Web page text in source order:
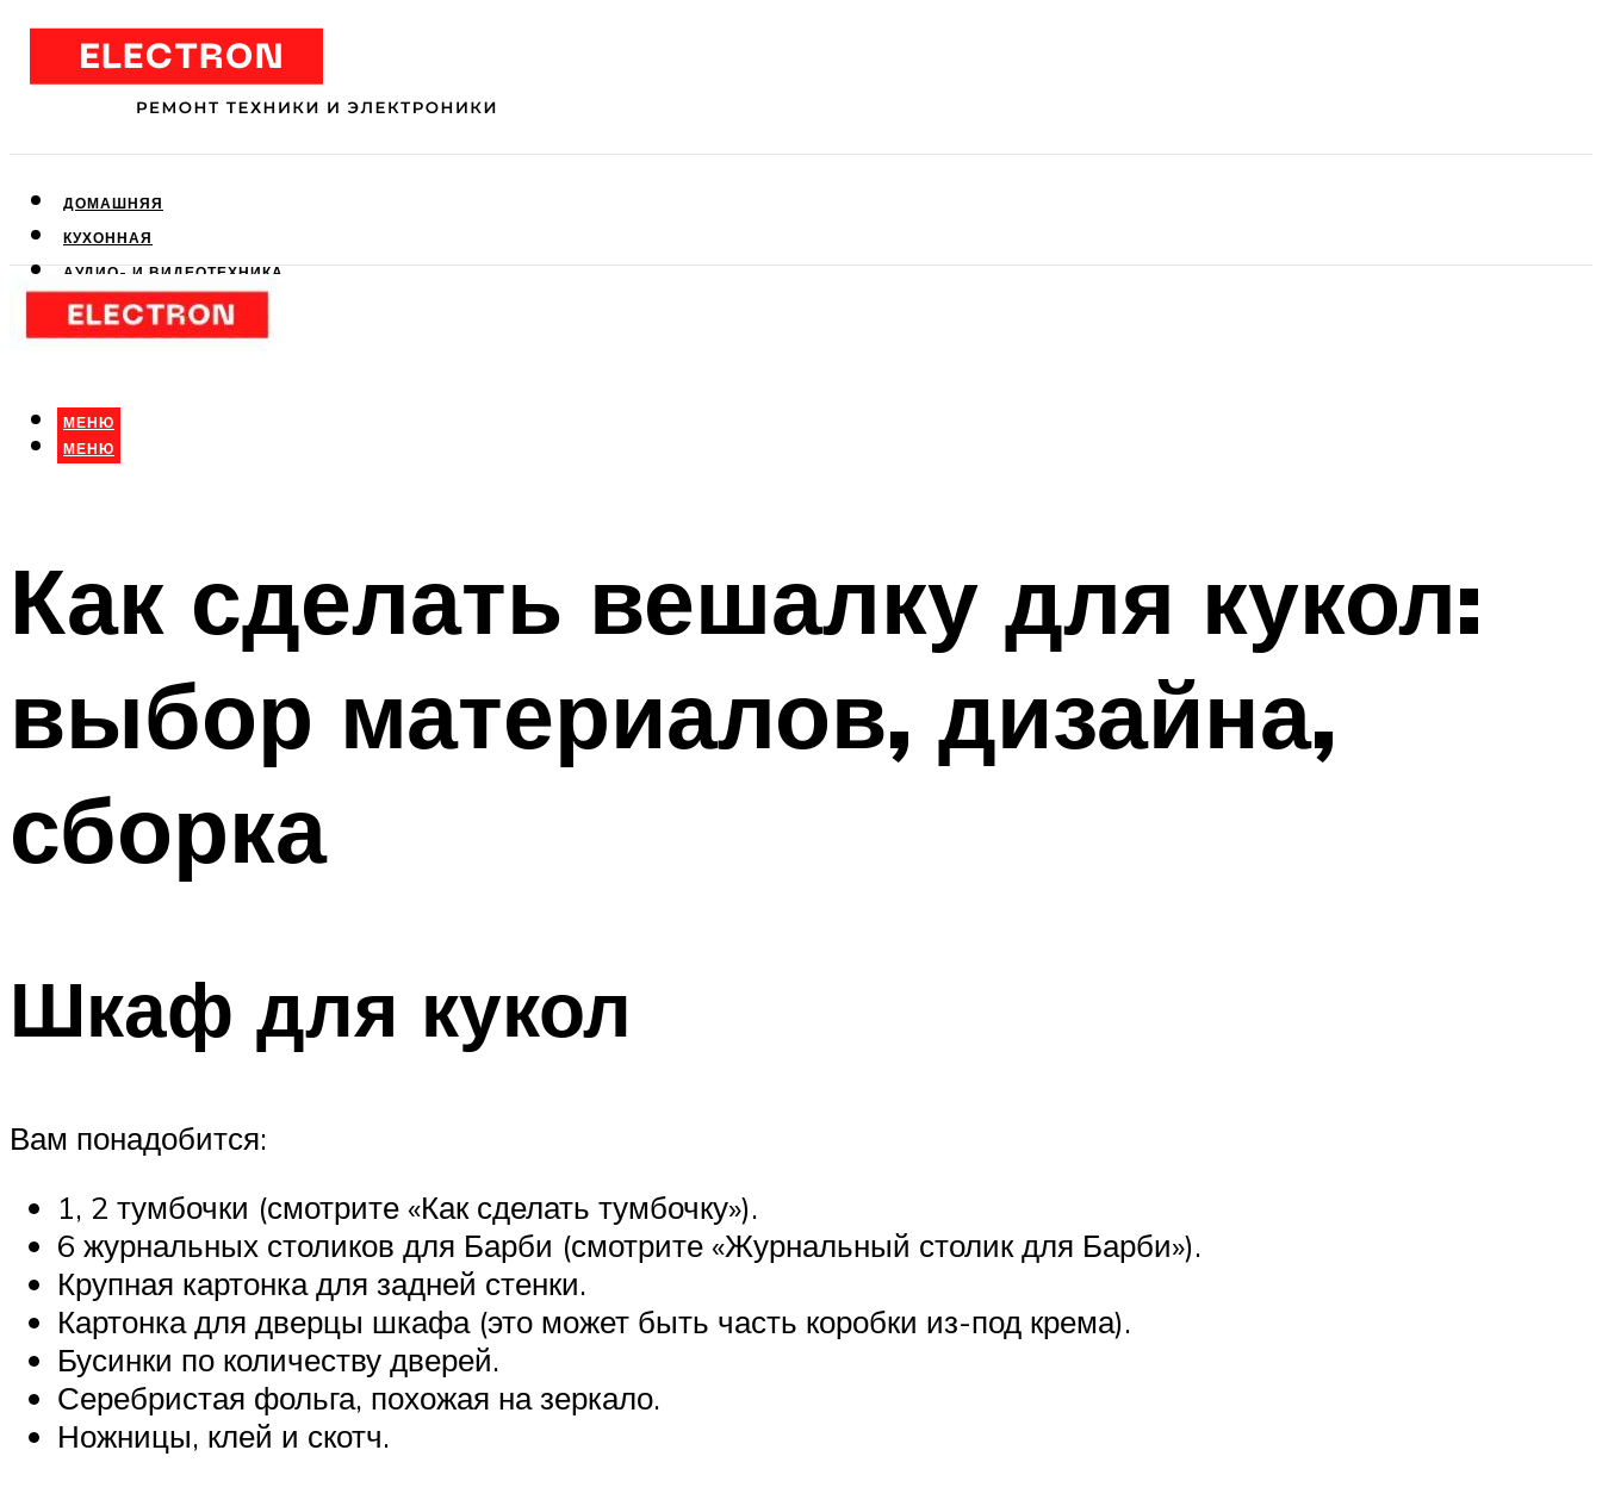
ДОМАШНЯЯ
КУХОННАЯ
АУДИО- И ВИДЕОТЕХНИКА
КЛИМАТИЧЕСКАЯ
ДЛЯ КРАСОТЫ
МЕНЮ
МЕНЮ
Как сделать вешалку для кукол:
выбор материалов, дизайна,
сборка
Шкаф для кукол
Вам понадобится:
1, 2 тумбочки (смотрите «Как сделать тумбочку»).
6 журнальных столиков для Барби (смотрите «Журнальный столик для Барби»).
Крупная картонка для задней стенки.
Картонка для дверцы шкафа (это может быть часть коробки из-под крема).
Бусинки по количеству дверей.
Серебристая фольга, похожая на зеркало.
Ножницы, клей и скотч.